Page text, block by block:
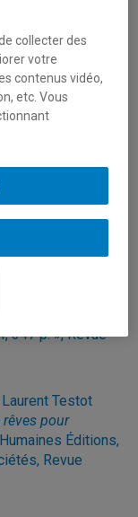
publication
parus dans la
et Paul E.
and National
300 p. », Revue
Fragments de
(95 minutes) »,
1921-
347 p. », Revue
Testot
pour
Éditions,
Revue
collecter des
votre
contenus vidéo,
etc. Vous